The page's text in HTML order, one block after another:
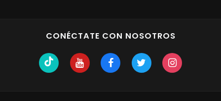
CONÉCTATE CON NOSOTROS